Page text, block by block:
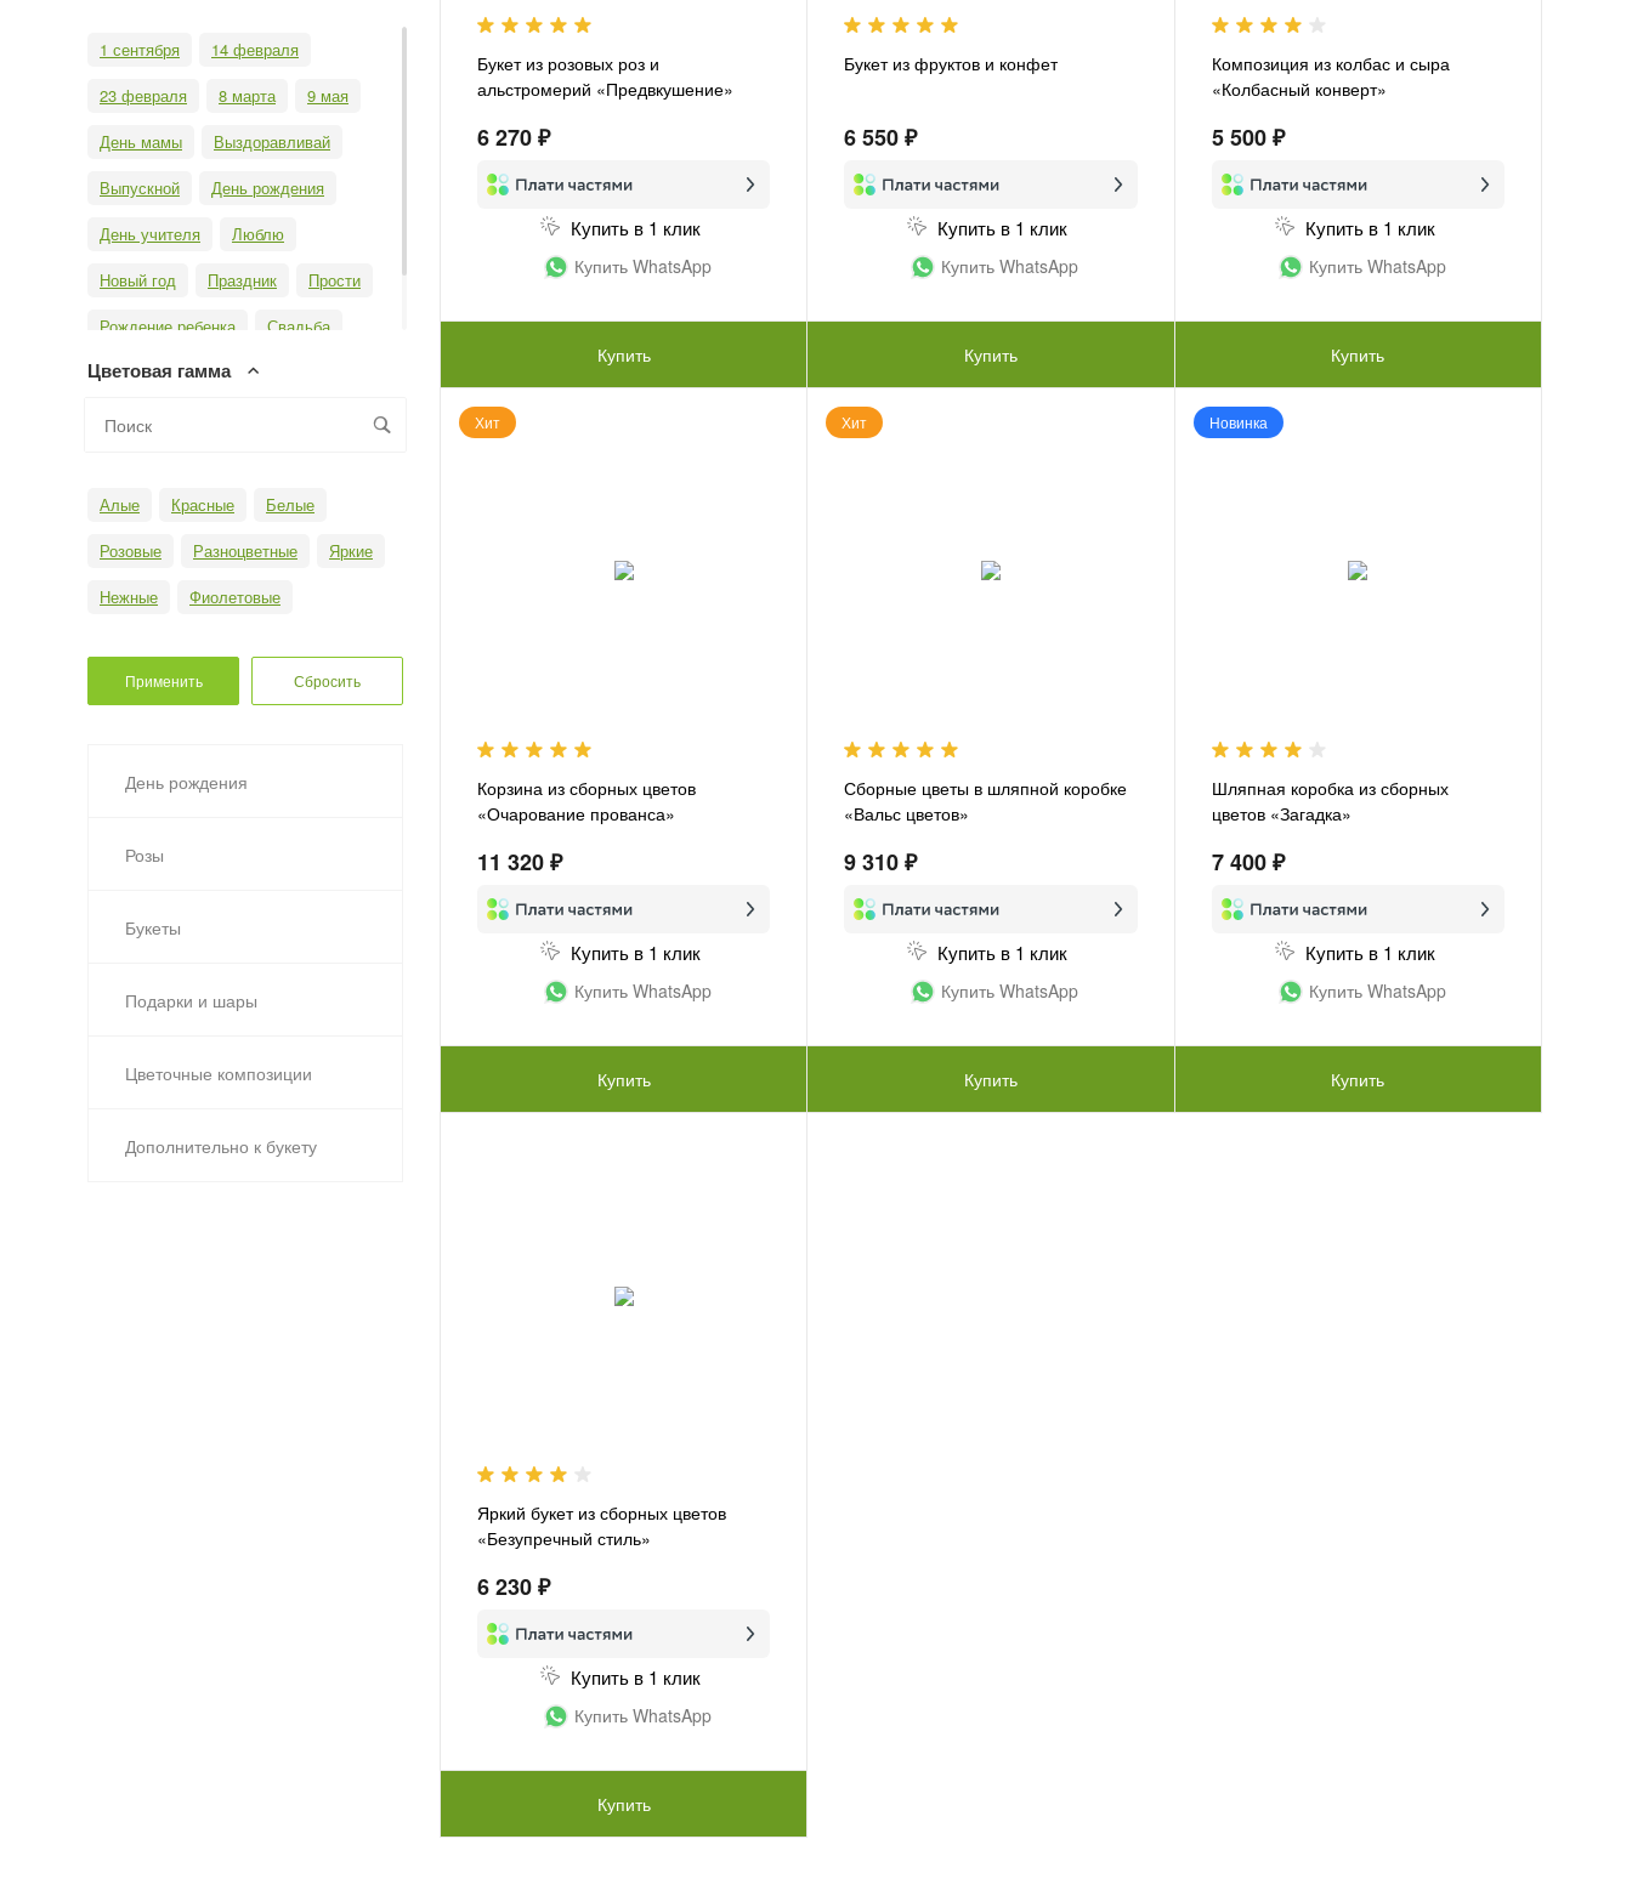
1 сентября
14 февраля
23 февраля
8 марта
9 мая
День мамы
Выздоравливай
Выпускной
День рождения
День учителя
Люблю
Новый год
Праздник
Прости
Рождение ребенка
Свадьба
Юбилей
Цветовая гамма
Алые Красные
Белые
Розовые
Разноцветные
Яркие
Нежные
Фиолетовые
День рождения
Розы
Букеты
Подарки и шары
Цветочные композиции
Дополнительно к букету
Букет из розовых роз и
альстромерий «Предвкушение»
6 270 ₽
Купить в 1 клик
Купить WhatsApp
Купить
Букет из фруктов и конфет
6 550 ₽
Купить в 1 клик
Купить WhatsApp
Купить
Композиция из колбас и сыра
«Колбасный конверт»
5 500 ₽
Купить в 1 клик
Купить WhatsApp
Купить
Хит
Корзина из сборных цветов
«Очарование прованса»
11 320 ₽
Купить в 1 клик
Купить WhatsApp
Купить
Хит
Сборные цветы в шляпной коробке
«Вальс цветов»
9 310 ₽
Купить в 1 клик
Купить WhatsApp
Купить
Новинка
Шляпная коробка из сборных
цветов «Загадка»
7 400 ₽
Купить в 1 клик
Купить WhatsApp
Купить
Яркий букет из сборных цветов
«Безупречный стиль»
6 230 ₽
Купить в 1 клик
Купить WhatsApp
Купить